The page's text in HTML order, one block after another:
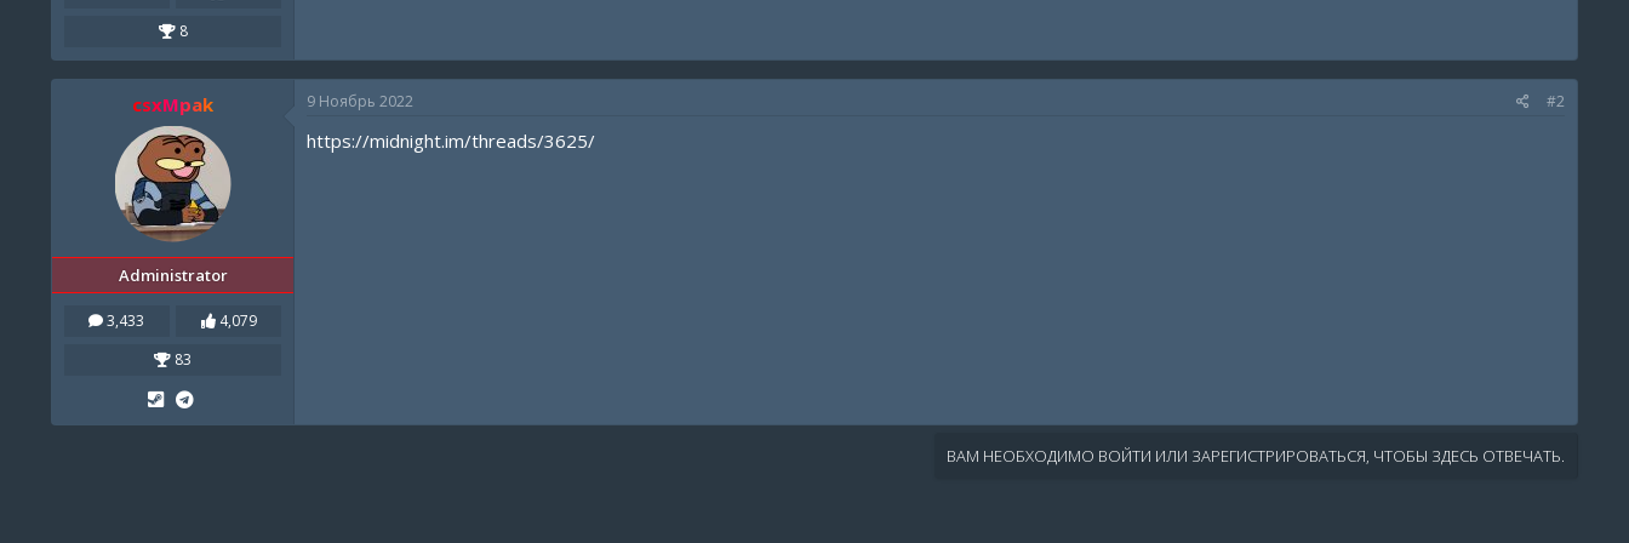
8
csxMpak
Administrator
3,433
4,079
83
9 Ноябрь 2022 #2
https://midnight.im/threads/3625/
ВАМ НЕОБХОДИМО ВОЙТИ ИЛИ ЗАРЕГИСТРИРОВАТЬСЯ, ЧТОБЫ ЗДЕСЬ ОТВЕЧАТЬ.